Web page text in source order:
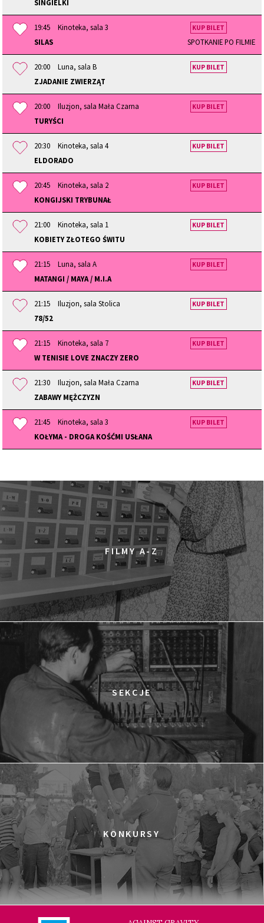
SINGIELKI
19:45
Kinoteka, sala 3
SILAS
SPOTKANIE PO FILMIE
KUP BILET
20:00
Luna, sala B
ZJADANIE ZWIERZĄT
KUP BILET
20:00
Iluzjon, sala Mała Czarna
TURYŚCI
KUP BILET
20:30
Kinoteka, sala 4
ELDORADO
KUP BILET
20:45
Kinoteka, sala 2
KONGIJSKI TRYBUNAŁ
KUP BILET
21:00
Kinoteka, sala 1
KOBIETY ZŁOTEGO ŚWITU
KUP BILET
21:15
Luna, sala A
MATANGI / MAYA / M.I.A
KUP BILET
21:15
Iluzjon, sala Stolica
78/52
KUP BILET
21:15
Kinoteka, sala 7
W TENISIE LOVE ZNACZY ZERO
KUP BILET
21:30
Iluzjon, sala Mała Czarna
ZABAWY MĘŻCZYZN
KUP BILET
21:45
Kinoteka, sala 3
KOŁYMA - DROGA KOŚĆMI USŁANA
KUP BILET
FILMY A-Z
SEKCJE
KONKURSY